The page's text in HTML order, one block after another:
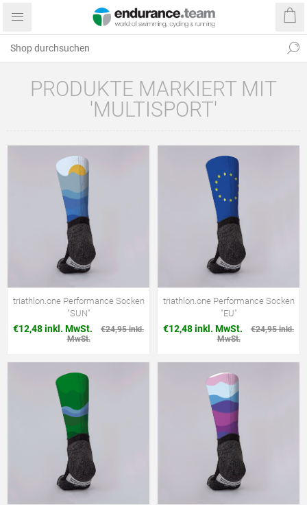
PRODUKTE MARKIERT MIT
'MULTISPORT'
triathlon.one Performance Socken
"SUN"
€12,48 inkl. MwSt.
€24,95 inkl.
MwSt.
triathlon.one Performance Socken
"EU"
€12,48 inkl. MwSt.
€24,95 inkl.
MwSt.